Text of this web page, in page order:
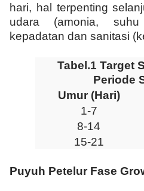
hari, hal terpenting
udara (amonia,
kepadatan dan sanitasi
Tabel.1 Target
Periode
Umur (Hari)
1-7
8-14
15-21
Puyuh Petelur Fase